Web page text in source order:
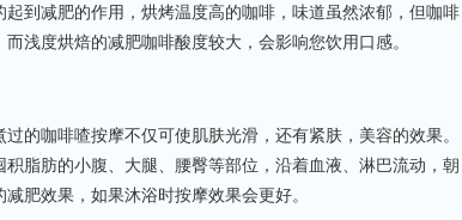
减肥的作用，烘烤温度高的咖啡，味道虽然浓郁，但咖啡
浅度烘焙的减肥咖啡酸度较大，会影响您饮用口感。
咖啡喳按摩不仅可使肌肤光滑，还有紧肤，美容的效果。
脂肪的小腹、大腿、腰臀等部位，沿着血液、淋巴流动，朝
肥效果，如果沐浴时按摩效果会更好。